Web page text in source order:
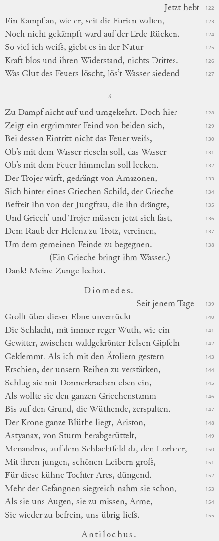
Jetzt hebt 122
Ein Kampf an, wie er, seit die Furien walten, 123
Noch nicht gekämpft ward auf der Erde Rücken. 124
So viel ich weiſs, giebt es in der Natur 125
Kraft blos und ihren Widerstand, nichts Drittes. 126
Was Glut des Feuers löscht, lös’t Wasser siedend 127
8
Zu Dampf nicht auf und umgekehrt. Doch hier 128
Zeigt ein ergrimmter Feind von beiden sich, 129
Bei dessen Eintritt nicht das Feuer weiſs, 130
Ob’s mit dem Wasser rieseln soll, das Wasser 131
Ob’s mit dem Feuer himmelan soll lecken. 132
Der Trojer wirft, gedrängt von Amazonen, 133
Sich hinter eines Griechen Schild, der Grieche 134
Befreit ihn von der Jungfrau, die ihn drängte, 135
Und Griech’ und Trojer müssen jetzt sich fast, 136
Dem Raub der Helena zu Trotz, vereinen, 137
Um dem gemeinen Feinde zu begegnen. 138
(Ein Grieche bringt ihm Wasser.)
Dank! Meine Zunge lechzt.
Diomedes.
Seitjenem Tage 139
Grollt über dieser Ebne unverrückt 140
Die Schlacht, mit immer reger Wuth, wie ein 141
Gewitter, zwischen waldgekrönter Felsen Gipfeln 142
Geklemmt. Als ich mit den Ätoliern gestern 143
Erschien, der unsern Reihen zu verstärken, 144
Schlug sie mit Donnerkrachen eben ein, 145
Als wollte sie den ganzen Griechenstamm 146
Bis auf den Grund, die Wüthende, zerspalten. 147
Der Krone ganze Blüthe liegt, Ariston, 148
Astyanax, von Sturm herabgerüttelt, 149
Menandros, auf dem Schlachtfeld da, den Lorbeer, 150
Mit ihren jungen, schönen Leibern groſs, 151
Für diese kühne Tochter Ares, düngend. 152
Mehr der Gefangnen siegreich nahm sie schon, 153
Als sie uns Augen, sie zu missen, Arme, 154
Sie wieder zu befrein, uns übrig lieſs. 155
Antilochus.